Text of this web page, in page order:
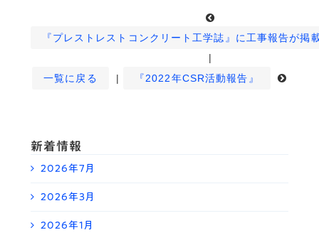
『プレストレストコンクリート工学誌』に工事報告が掲
|
一覧に戻る
| 『2022年CSR活動報告』
新着情報
2026年7月
2026年3月
2026年1月